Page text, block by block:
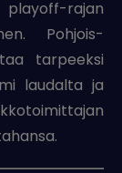
rajan
Pohjois-
tarpeeksi
laudalta ja